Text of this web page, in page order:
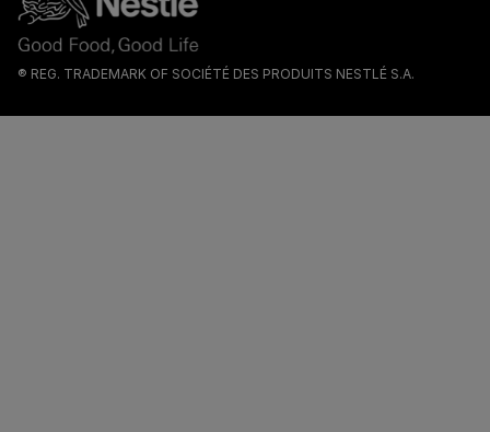
® REG. TRADEMARK OF SOCIÉTÉ DES PRODUITS NESTLÉ S.A.